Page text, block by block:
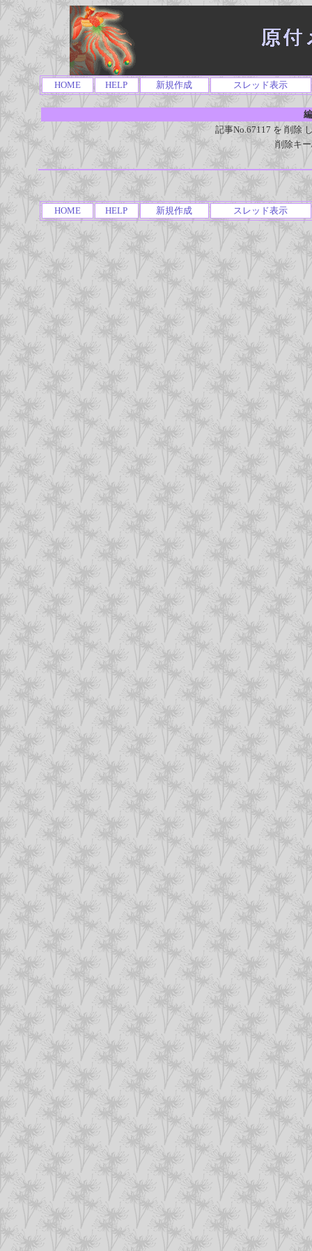
HOME HELP 新規作成 スレッド表示
記事No.67117 を 削除
削除キ
HOME HELP 新規作成 スレッド表示